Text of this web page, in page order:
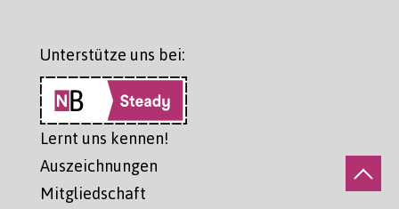
Unterstütze uns bei:
Lernt uns kennen!
Auszeichnungen
Mitgliedschaft